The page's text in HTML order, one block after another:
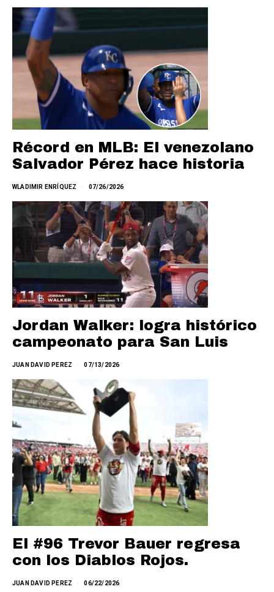
Récord en MLB: El venezolano
Salvador Pérez hace historia
WLADIMIR ENRÍQUEZ 07/26/2026
Jordan Walker: logra histórico
campeonato para San Luis
JUAN DAVID PEREZ 07/13/2026
El #96 Trevor Bauer regresa
con los Diablos Rojos.
JUAN DAVID PEREZ 06/22/2026